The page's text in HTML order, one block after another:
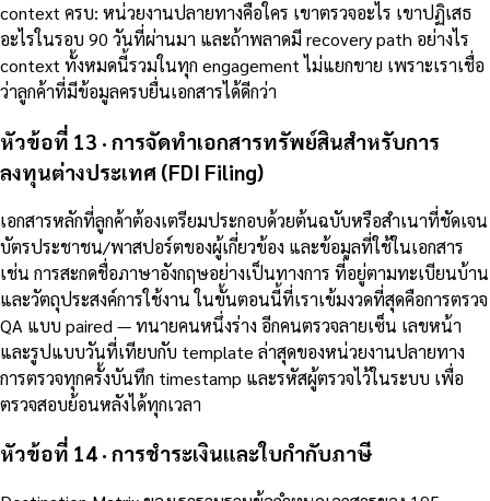
context ครบ: หน่วยงานปลายทางคือใคร เขาตรวจอะไร เขาปฏิเสธ
อะไรในรอบ 90 วันที่ผ่านมา และถ้าพลาดมี recovery path อย่างไร
context ทั้งหมดนี้รวมในทุก engagement ไม่แยกขาย เพราะเราเชื่อ
ว่าลูกค้าที่มีข้อมูลครบยื่นเอกสารได้ดีกว่า
หัวข้อที่ 13 · การจัดทำเอกสารทรัพย์สินสำหรับการ
ลงทุนต่างประเทศ (FDI Filing)
เอกสารหลักที่ลูกค้าต้องเตรียมประกอบด้วยต้นฉบับหรือสำเนาที่ชัดเจน
บัตรประชาชน/พาสปอร์ตของผู้เกี่ยวข้อง และข้อมูลที่ใช้ในเอกสาร
เช่น การสะกดชื่อภาษาอังกฤษอย่างเป็นทางการ ที่อยู่ตามทะเบียนบ้าน
และวัตถุประสงค์การใช้งาน ในขั้นตอนนี้ที่เราเข้มงวดที่สุดคือการตรวจ
QA แบบ paired — ทนายคนหนึ่งร่าง อีกคนตรวจลายเซ็น เลขหน้า
และรูปแบบวันที่เทียบกับ template ล่าสุดของหน่วยงานปลายทาง
การตรวจทุกครั้งบันทึก timestamp และรหัสผู้ตรวจไว้ในระบบ เพื่อ
ตรวจสอบย้อนหลังได้ทุกเวลา
หัวข้อที่ 14 · การชำระเงินและใบกำกับภาษี